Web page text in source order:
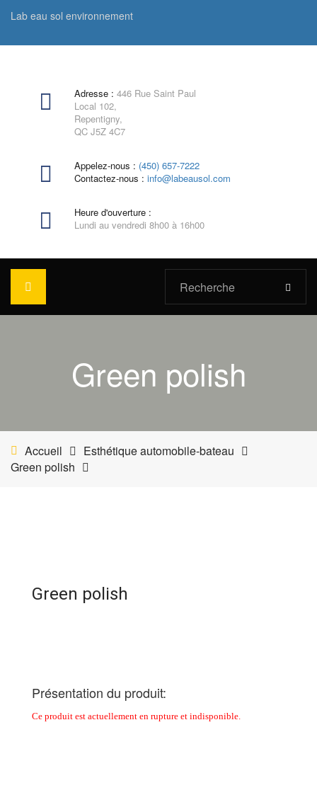
Lab eau sol environnement
Adresse : 446 Rue Saint Paul
Local 102,
Repentigny,
QC J5Z 4C7
Appelez-nous : (450) 657-7222
Contactez-nous : info@labeausol.com
Heure d'ouverture :
Lundi au vendredi 8h00 à 16h00
NETTOYANT INDUSTRIEL
Green polish
Accueil
Esthétique automobile-bateau
Green polish
Green polish
Présentation du produit:
Ce produit est actuellement en rupture et indisponible.